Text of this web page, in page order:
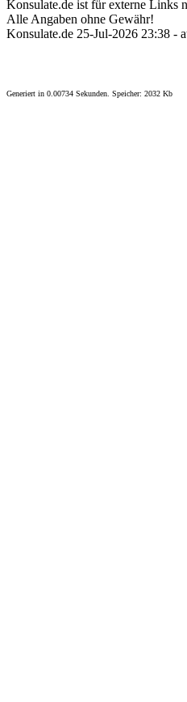
Konsulate.de ist für externe Links
Alle Angaben ohne Gewähr!
Konsulate.de 25-Jul-2026 23:38 -
Generiert in 0.00734 Sekunden. Speicher: 2032 Kb